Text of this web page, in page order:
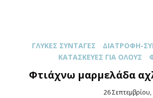
ΓΛΥΚΈΣ ΣΥΝΤΑΓΈΣ ΔΙΑΤΡΟΦΉ-
ΚΑΤΑΣΚΕΥΈΣ ΓΙΑ ΌΛOΥΣ
Φτιάχνω μαρμελάδα
Posted
26